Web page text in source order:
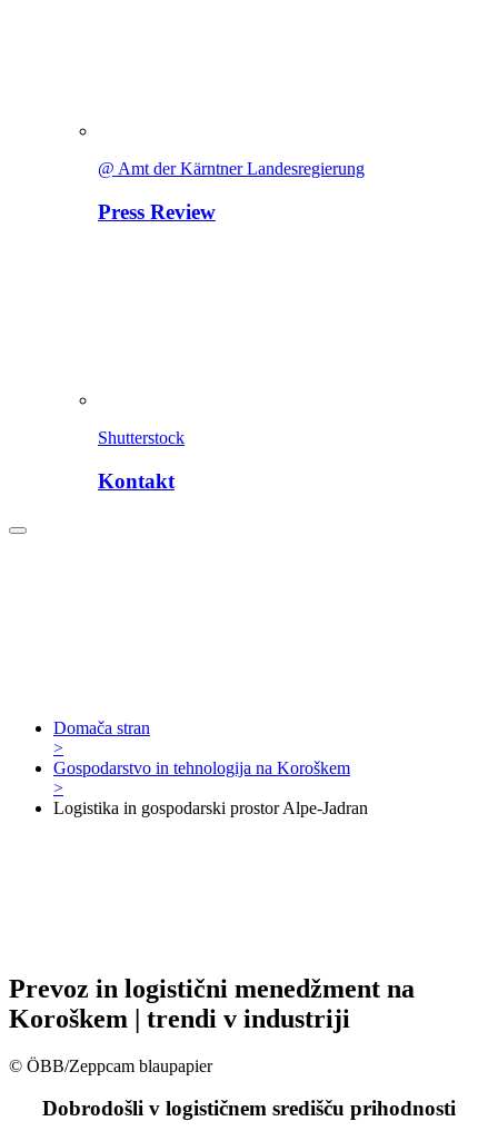
@ Amt der Kärntner Landesregierung
Press Review
Shutterstock
Kontakt
Domača stran
>
Gospodarstvo in tehnologija na Koroškem
>
Logistika in gospodarski prostor Alpe-Jadran
Prevoz in logistični menedžment na
Koroškem | trendi v industriji
© ÖBB/Zeppcam blaupapier
Dobrodošli v logističnem središču prihodnosti